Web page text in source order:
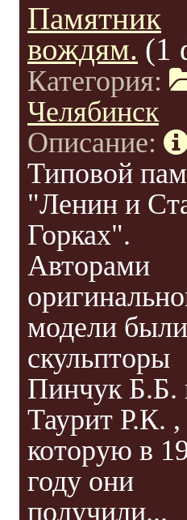
Памятник
вождям. (1
Категория:
Челябинск
Описание:
Типовой
"Ленин и
Горках".
Авторами
модели были
скульпторы
Пинчук Б.Б.
Таурит Р.К. ,
которую в
году они
получили...